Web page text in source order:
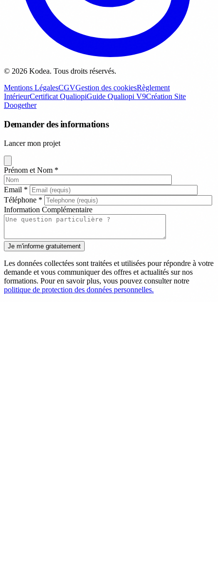
© 2026 Kodea. Tous droits réservés.
Mentions LégalesCGVGestion des cookiesRèglement
IntérieurCertificat QualiopiGuide Qualiopi V9Création Site
Doogether
Demander des informations
Lancer mon projet
Prénom et Nom *
Email *
Téléphone *
Information Complémentaire
Les données collectées sont traitées et utilisées pour répondre à votre
demande et vous communiquer des offres et actualités sur nos
formations. Pour en savoir plus, vous pouvez consulter notre
politique de protection des données personnelles.